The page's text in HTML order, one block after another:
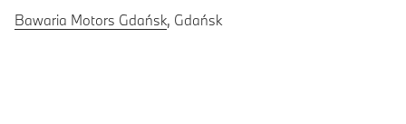
Bawaria Motors Gdańsk, Gdańsk